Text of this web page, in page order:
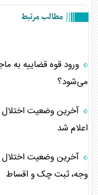
مطالب مرتبط
ورود قوه قضاییه به
می‌شود؟
اعلام شد
آخرین وضعیت اختلال
وجه، ثبت چک و اقساط